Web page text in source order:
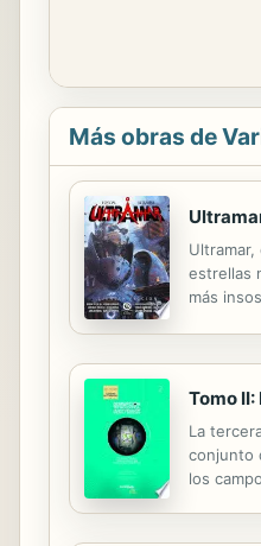
Más obras de
estrellas
más
Tomo
La
conjunto
los